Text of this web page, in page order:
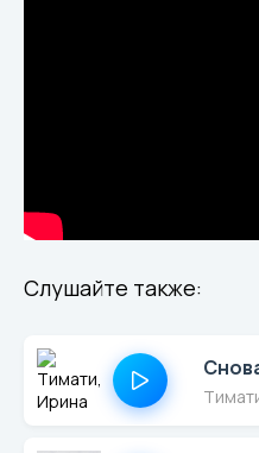
Слушайте также: